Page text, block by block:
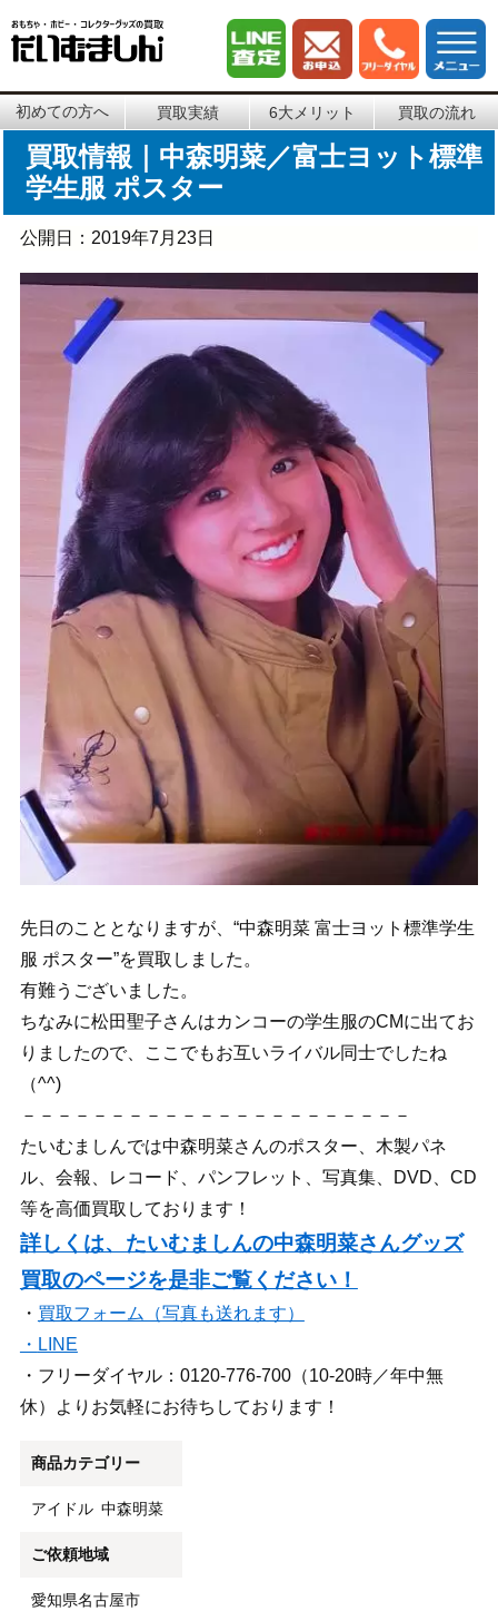
初めての方へ 買取実績 6大メリット 買取の流れ
買取情報｜中森明菜／富士ヨット標準
学生服 ポスター
公開日： 2019年7月23日
先日のこととなりますが、“中森明菜 富士ヨット標準学生
服 ポスター”を買取しました。
有難うございました。
ちなみに松田聖子さんはカンコーの学生服のCMに出てお
りましたので、ここでもお互いライバル同士でしたね
（^^)
－－－－－－－－－－－－－－－－－－－－－－
たいむましんでは中森明菜さんのポスター、木製パネ
ル、会報、レコード、パンフレット、写真集、DVD、CD
等を高価買取しております！
詳しくは、たいむましんの中森明菜さんグッズ
買取のページを是非ご覧ください！
・ 買取フォーム（写真も送れます）
・ LINE
・フリーダイヤル：0120-776-700（10-20時／年中無
休）よりお気軽にお待ちしております！
商品カテゴリー
アイドル 中森明菜
ご依頼地域
愛知県名古屋市